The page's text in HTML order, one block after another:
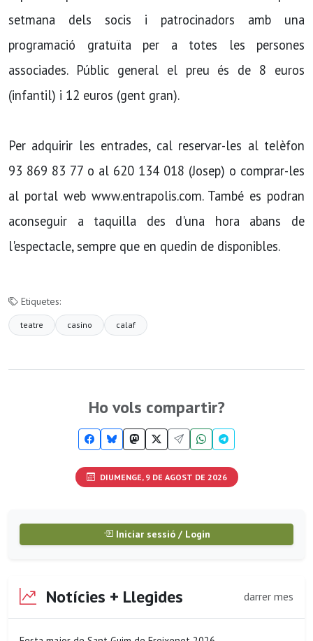
setmana dels socis i patrocinadors amb una
programació gratuïta per a totes les persones
associades. Públic general el preu és de 8 euros
(infantil) i 12 euros (gent gran).
Per adquirir les entrades, cal reservar-les al telèfon
93 869 83 77 o al 620 134 018 (Josep) o comprar-les
al portal web www.entrapolis.com. També es podran
aconseguir a taquilla des d'una hora abans de
l'espectacle, sempre que en quedin de disponibles.
Etiquetes:
teatre casino calaf
Ho vols compartir?
DIUMENGE, 9 DE AGOST DE 2026
Iniciar sessió / Login
Notícies + Llegides darrer mes